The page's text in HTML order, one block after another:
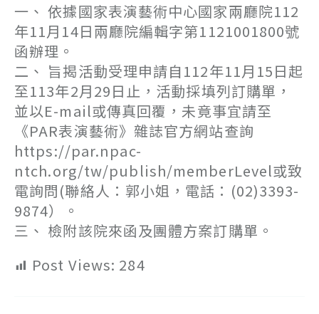
一、 依據國家表演藝術中心國家兩廳院112
年11月14日兩廳院編輯字第1121001800號
函辦理。
二、 旨揭活動受理申請自112年11月15日起
至113年2月29日止，活動採填列訂購單，
並以E-mail或傳真回覆，未竟事宜請至
《PAR表演藝術》雜誌官方網站查詢
https://par.npac-
ntch.org/tw/publish/memberLevel或致
電詢問(聯絡人：郭小姐，電話：(02)3393-
9874）。
三、 檢附該院來函及團體方案訂購單。
Post Views: 284